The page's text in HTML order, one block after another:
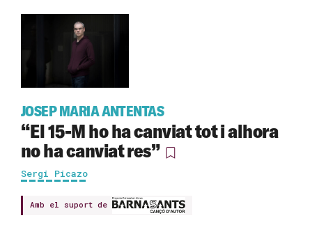
JOSEP MARIA ANTENTAS
“El 15-M ho ha canviat tot i alhora
no ha canviat res”
Sergi Picazo
Amb el suport de